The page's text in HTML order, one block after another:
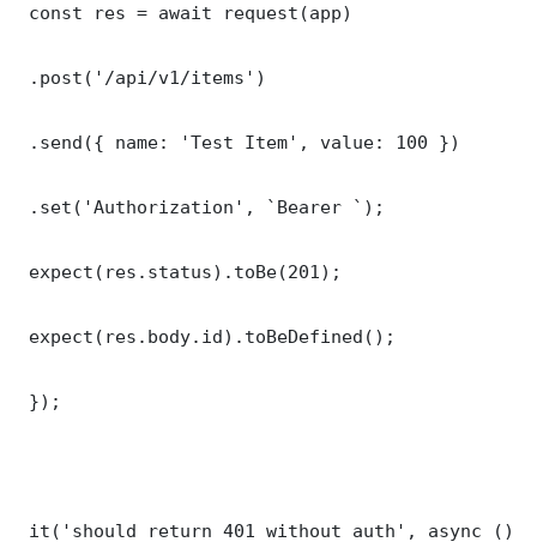
const res = await request(app)
.post('/api/v1/items')
.send({ name: 'Test Item', value: 100 })
.set('Authorization', `Bearer `);
expect(res.status).toBe(201);
expect(res.body.id).toBeDefined();
});
it('should return 401 without auth', async ()